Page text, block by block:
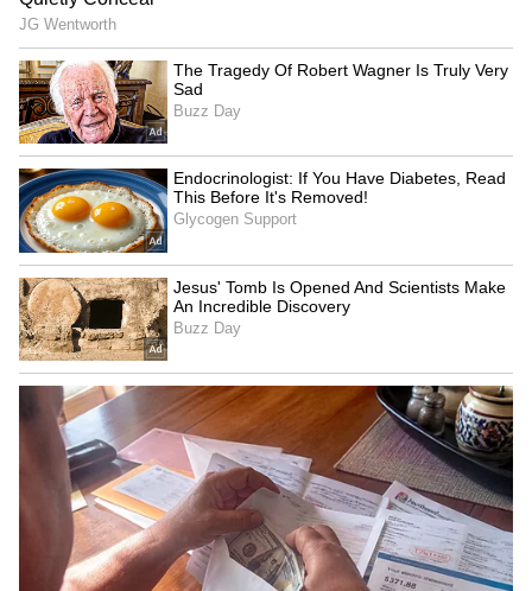
Image Credit :Getty
ಹಾಲಿ ನಿಯಮ ಮತ್ತು ಆಟಗಾರರು ಕಂಡುಕೊಂಡ
ಉಪಾಯ
ಬಿಸಿಸಿಐನ ಪ್ರಸ್ತುತ ನಿಯಮಾವಳಿಗಳ ಪ್ರಕಾರ, ಯಾವುದೇ
ಒಬ್ಬ ಸಕ್ರಿಯ ಭಾರತೀಯ ಕ್ರಿಕೆಟಿಗ (ಅಂತರರಾಷ್ಟ್ರೀಯ,
ದೇಶೀಯ ಅಥವಾ ಐಪಿಎಲ್ ಆಡುತ್ತಿರುವ ಆಟಗಾರ) ವಿದೇಶಿ
ಟಿ20 ಅಥವಾ ಯಾವುದೇ ಹೊರದೇಶದ ಫ್ರಾಂಚೈಸಿ
ಲೀಗ್‌ಗಳಲ್ಲಿ ಆಡುವಂತಿಲ್ಲ. ಆದರೆ, ಭಾರತೀಯ ಕ್ರಿಕೆಟ್‌ನ
ಎಲ್ಲಾ ಮಾದರಿಗಳು ಹಾಗೂ ಐಪಿಎಲ್‌ನಿಂದ ಅಧಿಕೃತವಾಗಿ
ನಿವೃತ್ತಿ ಪಡೆದರೆ, ಅವರಿಗೆ ವಿದೇಶಿ ಲೀಗ್‌ಗಳಲ್ಲಿ ಆಡಲು ಮುಕ್ತ
ಅವಕಾಶ ಸಿಗುತ್ತದೆ. ಬಿಸಿಸಿಐ ನಿಯಮದಲ್ಲಿರುವ ಇದೇ
ಕಾನೂನುಬಾಹಿರವಲ್ಲದ ಉಪಾಯವನ್ನು (Loophole)
ಬಳಸಿಕೊಂಡು ಹಲವು ಆಟಗಾರರು ನಿವೃತ್ತಿ ಪಡೆದು, ವಿದೇಶಿ